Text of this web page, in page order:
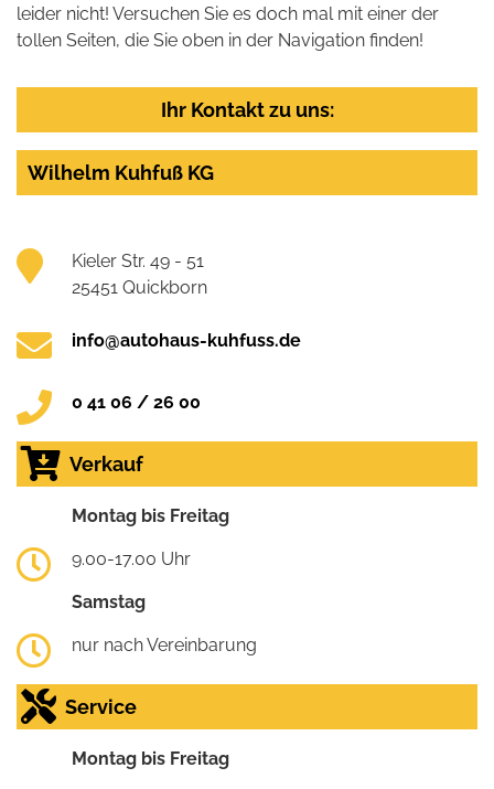
leider nicht! Versuchen Sie es doch mal mit einer der
tollen Seiten, die Sie oben in der Navigation finden!
Ihr Kontakt zu uns:
Wilhelm Kuhfuß KG
Kieler Str. 49 - 51
25451 Quickborn
info@autohaus-kuhfuss.de
0 41 06 / 26 00
Verkauf
Montag bis Freitag
9.00-17.00 Uhr
Samstag
nur nach Vereinbarung
Service
Montag bis Freitag